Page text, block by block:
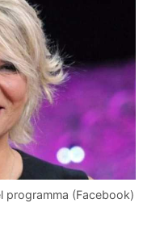
programma (Facebook)